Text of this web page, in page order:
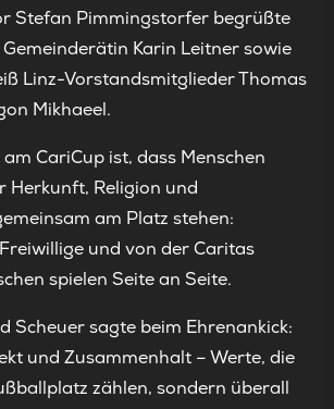
Stefan Pimmingstorfer begrüßte
Karin Leitner sowie
Linz-Vorstandsmitglieder Thomas
Mikhaeel.
CariCup ist, dass Menschen
Herkunft, Religion und
am Platz stehen:
und von der Caritas
spielen Seite an Seite.
Scheuer sagte beim Ehrenankick:
und Zusammenhalt – Werte, die
zählen, sondern überall